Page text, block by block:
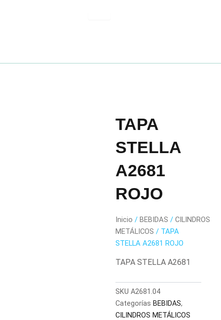
TAPA
STELLA
A2681
ROJO
Inicio / BEBIDAS / CILINDROS
METÁLICOS / TAPA
STELLA A2681 ROJO
TAPA STELLA A2681
SKU A2681.04
Categorías BEBIDAS,
CILINDROS METÁLICOS